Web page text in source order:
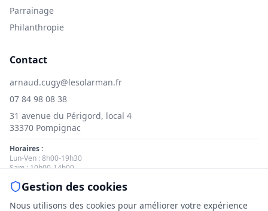
Parrainage
Philanthropie
Contact
arnaud.cugy@lesolarman.fr
07 84 98 08 38
31 avenue du Périgord, local 4
33370 Pompignac
Horaires :
Lun-Ven : 8h00-19h30
Sam : 10h00-14h00
Nous contacter
Gestion des cookies
Nous utilisons des cookies pour améliorer votre expérience